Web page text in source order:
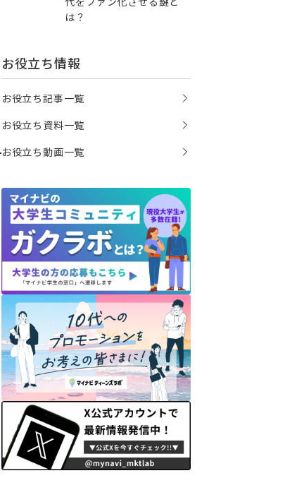
は？
お役立ち情報
お役立ち記事一覧
お役立ち資料一覧
お役立ち動画一覧